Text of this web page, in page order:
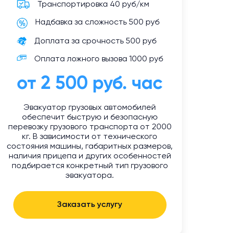
Транспортировка 40 руб/км
Надбавка за сложность 500 руб
Доплата за срочность 500 руб
Оплата ложного вызова 1000 руб
от 2 500 руб. час
Эвакуатор грузовых автомобилей
обеспечит быструю и безопасную
перевозку грузового транспорта от 2000
кг. В зависимости от технического
состояния машины, габаритных размеров,
наличия прицепа и других особенностей
подбирается конкретный тип грузового
эвакуатора.
Заказать услугу